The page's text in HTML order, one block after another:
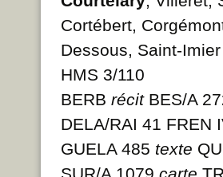
Cortébert,
Dessous, Saint-Imier
HMS 3/110
BERB récit BES/A
DELA/RAI 41 FREN
GUELA 485 texte
SUR/A 1079 carte